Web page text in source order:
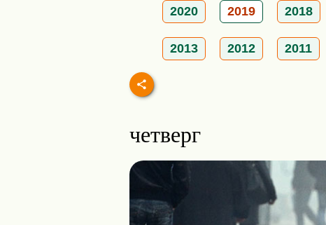
2020 2019 2018
2013 2012 2011
четверг